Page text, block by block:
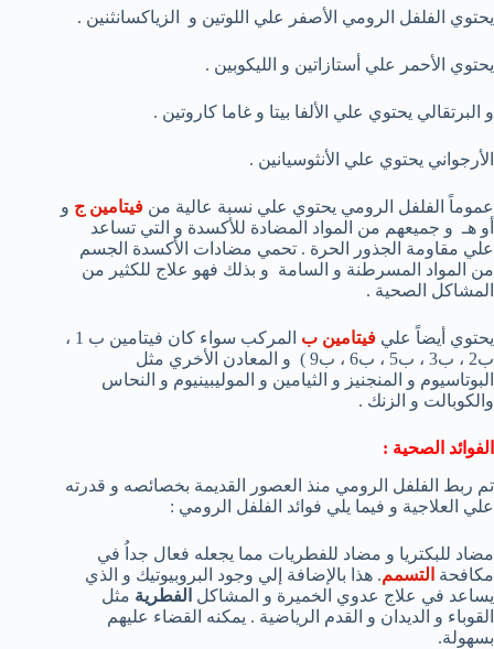
يحتوي الفلفل الرومي الأصفر علي اللوتين و الزياكسانثنين .
يحتوي الأحمر علي أستازاتين و الليكوبين .
و البرتقالي يحتوي علي الألفا بيتا و غاما كاروتين .
الأرجواني يحتوي علي الأنثوسيانين .
عموماً الفلفل الرومي يحتوي علي نسبة عالية من فيتامين ج و
أو هـ و جميعهم من المواد المضادة للأكسدة و التي تساعد
علي مقاومة الجذور الحرة . تحمي مضادات الأكسدة الجسم
من المواد المسرطنة و السامة و بذلك فهو علاج للكثير من
المشاكل الصحية .
يحتوي أيضاً علي فيتامين ب
المركب سواء كان فيتامين ب 1 ،
ب2 ، ب3 ، ب5 ، ب6 ، ب9 ) و المعادن الأخري مثل
البوتاسيوم و المنجنيز و الثيامين و الموليبينيوم و النحاس
والكوبالت و الزنك .
الفوائد الصحية :
تم ربط الفلفل الرومي منذ العصور القديمة بخصائصه و قدرته
علي العلاجية و فيما يلي فوائد الفلفل الرومي :
مضاد للبكتريا و مضاد للفطريات مما يجعله فعال جداُ في
مكافحة التسمم. هذا بالإضافة إلي وجود البروبيوتيك و الذي
يساعد في علاج عدوي الخميرة و المشاكل الفطرية مثل
القوباء و الديدان و القدم الرياضية . يمكنه القضاء عليهم
بسهولة.